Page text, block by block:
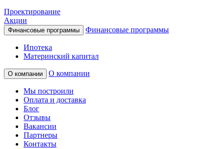
Проектирование
Акции
Финансовые программы Финансовые программы
Ипотека
Материнский капитал
О компании О компании
Мы построили
Оплата и доставка
Блог
Отзывы
Вакансии
Партнеры
Контакты